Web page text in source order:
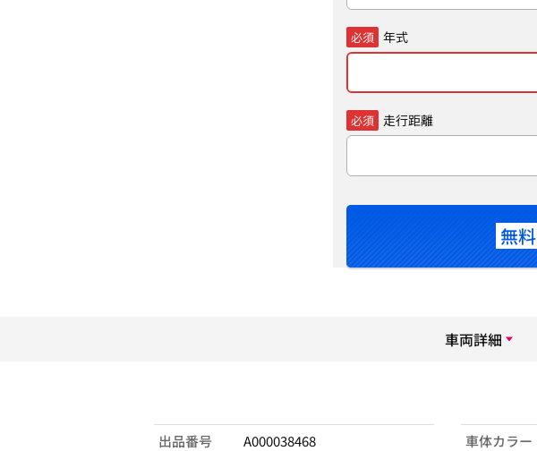
必須 年式
必須 走行距離
無料
車両詳細
出品番号
A000038468
車体カラー